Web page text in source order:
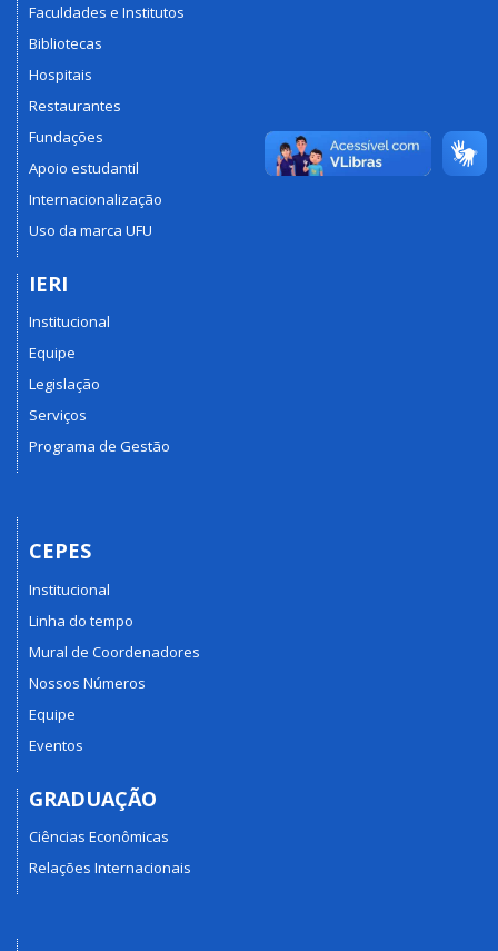
Faculdades e Institutos
Bibliotecas
Hospitais
Restaurantes
Fundações
Apoio estudantil
Internacionalização
Uso da marca UFU
IERI
Institucional
Equipe
Legislação
Serviços
Programa de Gestão
CEPES
Institucional
Linha do tempo
Mural de Coordenadores
Nossos Números
Equipe
Eventos
GRADUAÇÃO
Ciências Econômicas
Relações Internacionais